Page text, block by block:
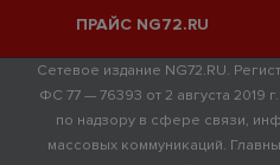
ПРАЙС NG72.RU
Сетевое издание NG72.RU.
ФС 77 — 76393 от 2 августа 2019
по надзору в сфере связи,
массовых коммуникаций.